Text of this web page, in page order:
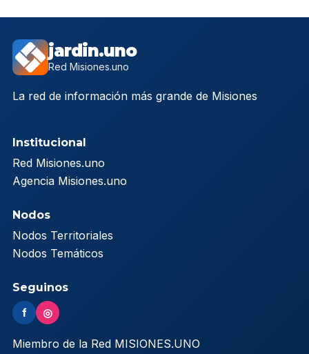
jardin.uno
Red Misiones.uno
La red de información más grande de Misiones
Institucional
Red Misiones.uno
Agencia Misiones.uno
Nodos
Nodos Territoriales
Nodos Temáticos
Seguinos
f ◎
Miembro de la Red MISIONES.UNO